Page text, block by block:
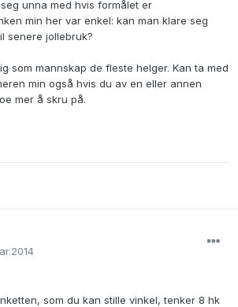
unna med hvis formålet er
min her var enkel: kan man klare seg
senere jollebruk?
som mannskap de fleste helger. Kan ta med
min også hvis du av en eller annen
mer å skru på.
som du kan stille vinkel, tenker 8 hk